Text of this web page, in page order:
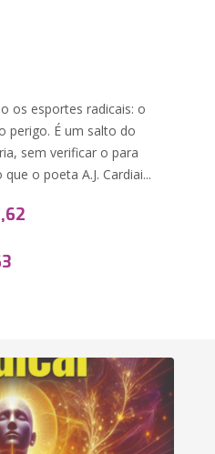
os esportes radicais: o
perigo. É um salto do
sem verificar o para
o poeta A.J. Cardiai...